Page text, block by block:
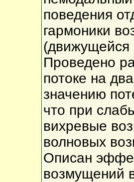
поведения
гармоники
(движущейся
Проведено
потоке на
значению
что при
вихревые
волновых
Описан
возмущений